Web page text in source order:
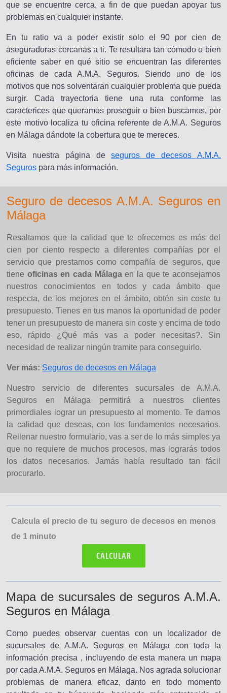
que se encuentre cerca, a fin de que puedan apoyar tus
problemas en cualquier instante.
En tu ratio va a poder existir solo el 90 por cien de
aseguradoras cercanas a ti. Te resultara tan cómodo o bien
eficiente saber en qué sitio se encuentran las diferentes
oficinas de cada A.M.A. Seguros. Siendo uno de los
motivos que nos solventaran cualquier problema que pueda
surgir. Cada trayectoria tiene una ruta conforme las
caracterices que queramos proseguir o bien buscamos, por
este motivo localiza tu oficina referente de A.M.A. Seguros
en Málaga dándote la cobertura que te mereces.
Visita nuestra página deseguros de decesos A.M.A.
Seguros para más información.
Seguro de decesos A.M.A. Seguros en
Málaga
Resaltamos que la calidad que te ofrecemos es más del
cien por ciento respecto a diferentes compañías por el
servicio que prestamos como compañía de seguros, que
tiene oficinas en cada Málagaen la que te aconsejamos
nuestros conocimientos en todos y cada ámbito que
respecta, de los mejores en el ámbito, obtén sin coste tu
presupuesto. Tienes en tus manos la oportunidad de poder
tener un presupuesto de manera sin coste y encima de todo
eso, rápido ¿Qué más vas a poder necesitas?. Sin
necesidad de realizar ningún tramite para conseguirlo.
Ver más: Seguros de decesos en Málaga
Nuestro servicio de diferentes sucursales de A.M.A.
Seguros en Málaga permitirá a nuestros clientes
primordiales lograr un presupuesto al momento. Te damos
la calidad que deseas, con los fundamentos necesarios.
Rellenar nuestro formulario, vas a ser de lo más simples ya
que no requiere de muchos procesos, mas lograrás todos
los datos necesarios. Jamás había resultado tan fácil
procurarlo.
Calcula el precio de tu seguro de decesos en menos
de 1 minuto
CALCULAR
Mapa de sucursales de seguros A.M.A.
Seguros en Málaga
Como puedes observar cuentas con un localizador de
sucursales de A.M.A. Seguros en Málaga con toda la
información precisa , incluyendo de esta manera un mapa
por cada A.M.A. Seguros en Málaga. Nos agrada solucionar
problemas de manera eficaz, danto en todo momento